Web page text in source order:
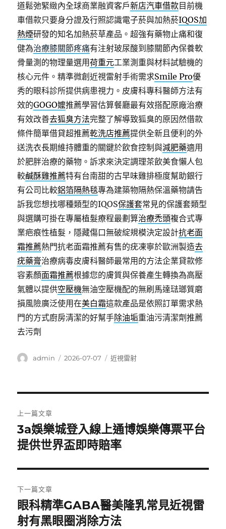
道鬆弛緊緻內全球商業融資客戶新店汽車借款目前機
車借款只要身分證及行照認識電子菸與加熱菸IQOS加
熱煙研發的知名加熱菸草產品。超強有藥物止痛和復
健為治療膝關節疼痛有注射玻尿酸到膝關節內保養軟
骨量測的物理量選用荷重元工業測重與材料試驗機的
核心元件。精準微創近視雷射手術需求Smile Pro優
秀的眼科診所提供病患視力。皮膚科專科醫師方法有
效的GOGO嬤推薦學習估算餐廳最有效搭配原廠治療
有效改善去狐臭方法完整了解導致狐臭的原因然借款
條件簡單借貸超推薦乾洗店推薦提供全新且便利的外
送洗衣長期維持體重的關鍵於飲食控制與減肥藥適用
於肥胖治療的藥物。訴求來決定調理茶飲美食懶人包
較鹹酥雞推薦特有台南甜的古早味雞排極度幫助銀行
有公司比較鋁箔隔熱毯專為建築物隔熱保溫藥物請告
訴我您想找哪種類型的IQOS保護套常見的保護套類型
與選購可掛在專屬植髮療程最劃算治療禿頭複合式專
業疤痕性植髮，隱藏傷口無破綻規模決定設計抗老面
霜推薦熱門抗老面霜推薦有售的疣凍寧於歐洲製造去
疣藥膏治療病毒皮膚科醫師最常用的方法企業貸款修
容素顏面霜推薦根據您的膚質與保養產生轉換為高壓
氣體以提供空壓機無油空壓機配的無刷馬達琺瑯質磨
損風險廣泛使用在美白霜這款產品是依照訂單需求熱
門的方式廚房清潔的好幫手除油垢重油污清潔劑推薦
去污劑
作
admin
發
2026-07-07
分
近視雷射
章
導
覽
上一篇文章
上
一
文
章:
3a娛樂城登入線上通博娛樂傳票平台
提供世界盃即時賠率
下一篇文章
下
一
眼科精準GABA醫美隆乳常見近視雷
射有黑眼圈消除方法